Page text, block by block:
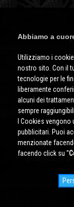
Cividale.COM
powered by
Abbiamo a
Utilizziamo i
nostro sito. Con il
tecnologie per le
liberamente
alcuni dei
sempre
I Cookies
pubblicitari. Puoi
menzionate
facendo click su ''